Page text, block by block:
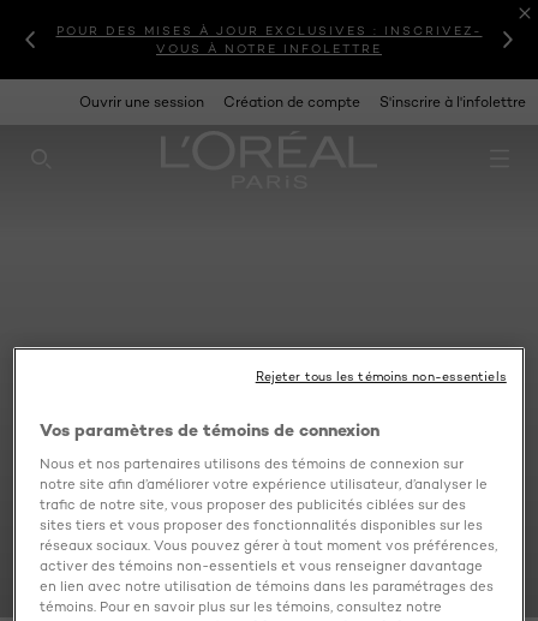
POUR DES MISES À JOUR EXCLUSIVES : INSCRIVEZ-
VOUS À NOTRE INFOLETTRE
Ouvrir une session Création de compte S'inscrire à l'infolettre
TRUE MATCH CRAYON
CONCEALER
Vos paramètres de témoins de connexion
Nous et nos partenaires utilisons des témoins de connexion sur
notre site afin d’améliorer votre expérience utilisateur, d’analyser le
trafic de notre site, vous proposer des publicités ciblées sur des
sites tiers et vous proposer des fonctionnalités disponibles sur les
réseaux sociaux. Vous pouvez gérer à tout moment vos préférences,
activer des témoins non-essentiels et vous renseigner davantage
en lien avec notre utilisation de témoins dans les paramétrages des
témoins. Pour en savoir plus sur les témoins, consultez notre
Rejeter tous les témoins non-essentiels